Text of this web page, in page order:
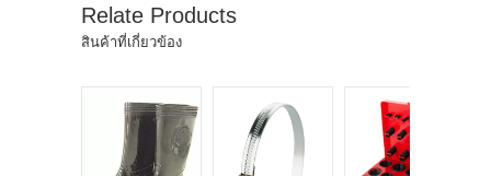
Relate Products
สินค้าที่เกี่ยวข้อง